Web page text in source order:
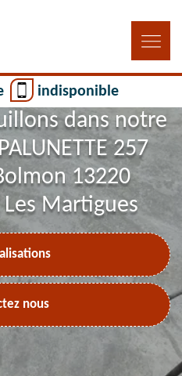
indisponible
dans notre
257
13220
Martigues
nous